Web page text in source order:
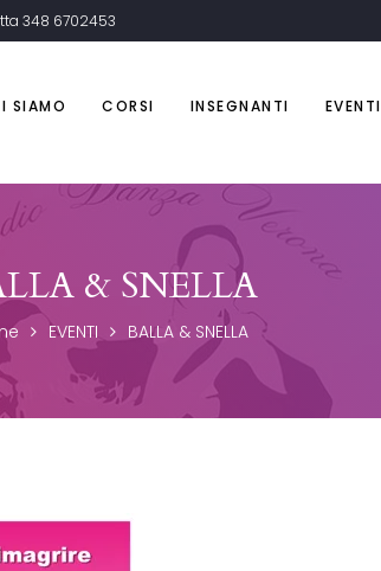
348 6702453
SIAMO CORSI INSEGNANTI EVENTI
& SNELLA
EVENTI BALLA & SNELLA